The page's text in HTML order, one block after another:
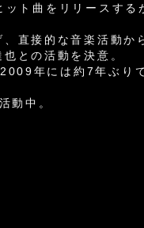
ト曲をリリースす
直接的な音楽活動か
との活動を決意。
年には約7年ぶり
動中。